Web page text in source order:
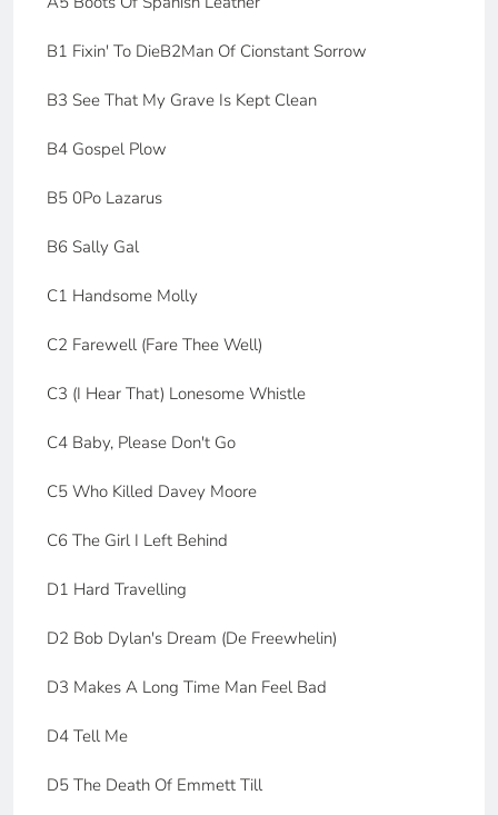
B1 Fixin' To DieB2Man Of Cionstant Sorrow
B3 See That My Grave Is Kept Clean
B4 Gospel Plow
B5 0Po Lazarus
B6 Sally Gal
C1 Handsome Molly
C2 Farewell (Fare Thee Well)
C3 (I Hear That) Lonesome Whistle
C4 Baby, Please Don't Go
C5 Who Killed Davey Moore
C6 The Girl I Left Behind
D1 Hard Travelling
D2 Bob Dylan's Dream (De Freewhelin)
D3 Makes A Long Time Man Feel Bad
D4 Tell Me
D5 The Death Of Emmett Till